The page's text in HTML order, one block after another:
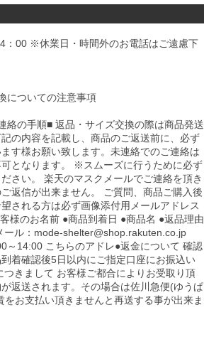
00 ※休業日・時間外のお電話はご遠慮下
についての注意事項
絡の手順■ 返品・サイズ交換の際は商品発送
の内容を記載し、商品のご返送前に、必ず
す様お願い致します。未連絡でのご連絡は
となります。 ※スムーズに行うために必ず
さい。 楽天のマスクメールでご連絡を頂き
返信が出来ません。 ご質問、商品ご購入後
される方は必ず画像添付用メールアドレス
様のお名前 ●商品到着日 ●商品名 ●返品理由
ール：mode-shelter@shop.rakuten.co.jp
～14:00 こちらのアドレ●返金について 確認
着確認後5日以内にご指定口座にお振込い
きまして お客様ご都合によりお受取り頂
返送されます。その場合は佐川急便(ゆうぱ
をお支払い頂きませんと再送する事が出来ま